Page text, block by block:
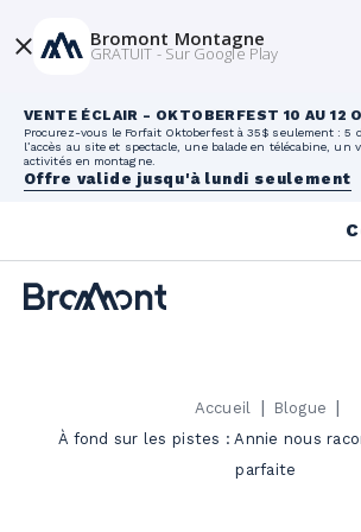
VENTE ÉCLAIR - OKTOBERFEST 10 AU 12
Procurez-vous le Forfait Oktoberfest à 35$ seulement : 5
l’accès au site et spectacle, une balade en télécabine, un
activités en montagne.
Offre valide jusqu'à lundi seulement
Accueil | Blogue |
À fond sur les pistes : Annie nous
parfaite
Bromont Montagne
GRATUIT - Sur Google Play